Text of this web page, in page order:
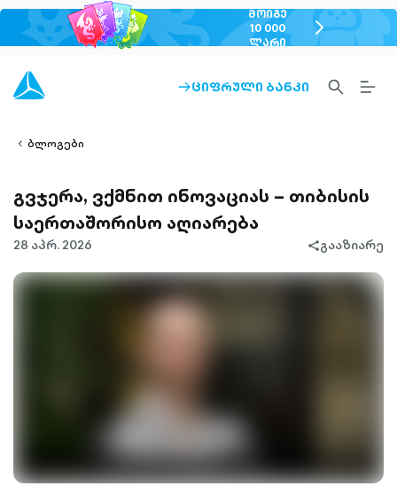
ᲛᲝᲘᲒᲔ
10 000
ᲚᲐᲠᲘ
chevron-
right-
ARROW-
ᲪᲘᲤᲠᲣᲚᲘ ᲑᲐᲜᲙᲘ
SEARCH-
OUTLINED
ბლოგები
გვჯერა, ვქმნით ინოვაციას – თიბისის
საერთაშორისო აღიარება
28 აპრ. 2026
share-
გააზიარე